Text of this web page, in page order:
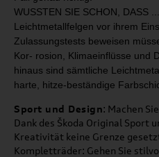
WUSSTEN SIE SCHON, DASS ...
Leichtmetallfelgen vor ihrem
Zulassungstests beweisen müs
Kor- rosion, Klimaeinflüsse und
hinaus sind sämtliche
harte, hitze-beständige
Sport und Design: Machen
Dank des Škoda Original Sport
Kreativität keine Grenze
Kompletträder: Gehen Sie